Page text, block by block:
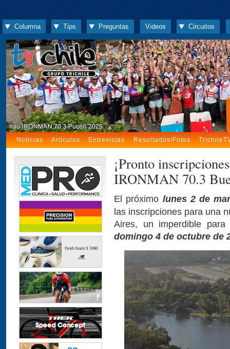
Columna Tips Preguntas Videos Circuitos
Noticias Artículos Entrevistas Resultados/Fotos
¡Pronto
IRONMAN 70.3
El próximo lunes 2 de
las inscripciones para una
Aires, un imperdible
domingo 4 de octubre de